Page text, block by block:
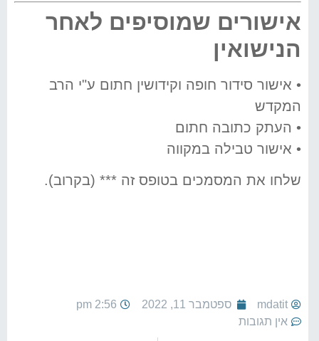
אישורים שמוסיפים לאחר
הנישואין
• אישור סידור חופה וקידושין חתום ע"י הרב
המקדש
• העתק כתובה חתום
• אישור טבילה במקווה
שלחו את המסמכים בטופס זה *** (בקרוב).
mdatit ספטמבר 11, 2022
2:56 pm
אין תגובות